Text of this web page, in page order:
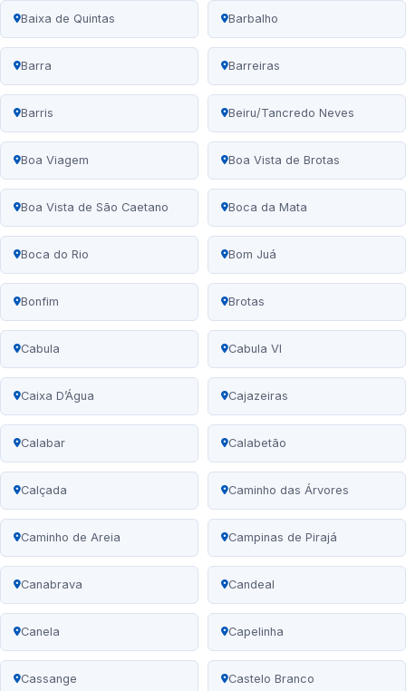
Baixa de Quintas Barbalho
Barra Barreiras
Barris Beiru/Tancredo Neves
Boa Viagem Boa Vista de Brotas
Boa Vista de São Caetano Boca da Mata
Boca do Rio Bom Juá
Bonfim Brotas
Cabula Cabula VI
Caixa D’Água Cajazeiras
Calabar Calabetão
Calçada Caminho das Árvores
Caminho de Areia Campinas de Pirajá
Canabrava Candeal
Canela Capelinha
Cassange Castelo Branco